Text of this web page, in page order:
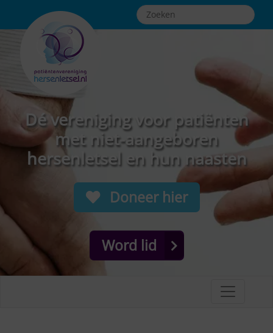
Dé vereniging voor patiënten
met niet-aangeboren
hersenletsel en hun naasten
Doneer hier
Word lid